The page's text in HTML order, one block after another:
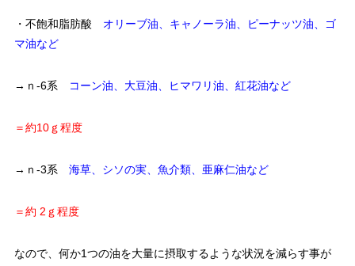
・不飽和脂肪酸 オリーブ油、キャノーラ油、ピーナッツ油、ゴ
マ油など
→ｎ-6系 コーン油、大豆油、ヒマワリ油、紅花油など
＝約10ｇ程度
→ｎ-3系 海草、シソの実、魚介類、亜麻仁油など
＝約 2ｇ程度
なので、何か1つの油を大量に摂取するような状況を減らす事が